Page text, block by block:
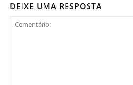
DEIXE UMA RESPOSTA